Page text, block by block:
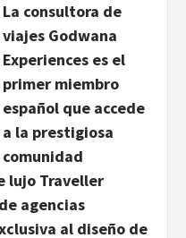
La consultora de
viajes Godwana
Experiences es el
primer miembro
español que accede
a la prestigiosa
comunidad
lujo Traveller
agencias
al diseño de